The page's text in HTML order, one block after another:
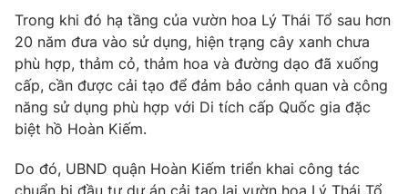
Chất lượng cuộc sống
Học trực tuyến
Hitech Công nghệ tương lai
Sản phẩm
Thị trường
Giao lưu trực tuyến
Lịch phát sóng
Chuyên mục khác
Trong khi đó hạ tầng của vườn hoa Lý Thái Tổ sau hơn
20 năm đưa vào sử dụng, hiện trạng cây xanh chưa
phù hợp, thảm cỏ, thảm hoa và đường dạo đã xuống
cấp, cần được cải tạo để đảm bảo cảnh quan và công
năng sử dụng phù hợp với Di tích cấp Quốc gia đặc
biệt hồ Hoàn Kiếm.
Do đó, UBND quận Hoàn Kiếm triển khai công tác
chuẩn bị đầu tư dự án cải tạo lại vườn hoa Lý Thái Tổ